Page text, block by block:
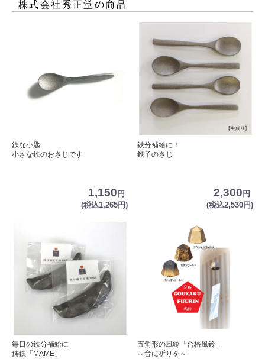
株式会社秀正堂 の商品
鉄な小匙
小さな鉄のおさじです
1,150 円
(税込1,265円)
鉄分補給に！
鉄子のさじ
2,300 円
(税込2,530円)
毎日の鉄分補給に
鋳鉄「MAME」
五角形の風鈴「合格風鈴」
～音に祈りを～